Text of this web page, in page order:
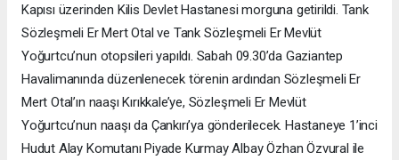
Kapısı üzerinden Kilis Devlet Hastanesi morguna getirildi. Tank
Sözleşmeli Er Mert Otal ve Tank Sözleşmeli Er Mevlüt
Yoğurtcu’nun otopsileri yapıldı. Sabah 09.30’da Gaziantep
Havalimanında düzenlenecek törenin ardından Sözleşmeli Er
Mert Otal’ın naaşı Kırıkkale’ye, Sözleşmeli Er Mevlüt
Yoğurtcu’nun naaşı da Çankırı’ya gönderilecek. Hastaneye 1’inci
Hudut Alay Komutanı Piyade Kurmay Albay Özhan Özvural ile